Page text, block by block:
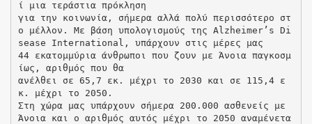
ί μια τεράστια πρόκληση
για την κοινωνία, σήμερα αλλά πολύ περισσότερο στ
ο μέλλον. Με βάση υπολογισμούς της Alzheimer’s Di
sease International, υπάρχουν στις μέρες μας
44 εκατομμύρια άνθρωποι που ζουν με Άνοια παγκοσμ
ίως, αριθμός που θα
ανέλθει σε 65,7 εκ. μέχρι το 2030 και σε 115,4 ε
κ. μέχρι το 2050.
Στη χώρα μας υπάρχουν σήμερα 200.000 ασθενείς με
Άνοια και ο αριθμός αυτός μέχρι το 2050 αναμένετα